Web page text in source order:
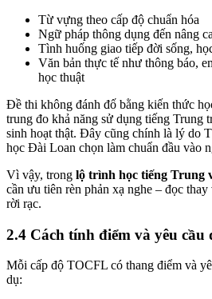
Từ vựng theo cấp độ chuẩn hóa
Ngữ pháp thông dụng đến nâng
Tình huống giao tiếp đời sống,
Văn bản thực tế như thông báo,
học thuật
Đề thi không đánh đố bằng kiến thức
trung đo khả năng sử dụng tiếng Trung
sinh hoạt thật. Đây cũng chính là lý do
học Đài Loan chọn làm chuẩn đầu vào
Vì vậy, trong lộ trình học tiếng Trung
cần ưu tiên rèn phản xạ nghe – đọc
rời rạc.
2.4 Cách tính điểm và yêu cầu
Mỗi cấp độ TOCFL có thang điểm và
dụ: